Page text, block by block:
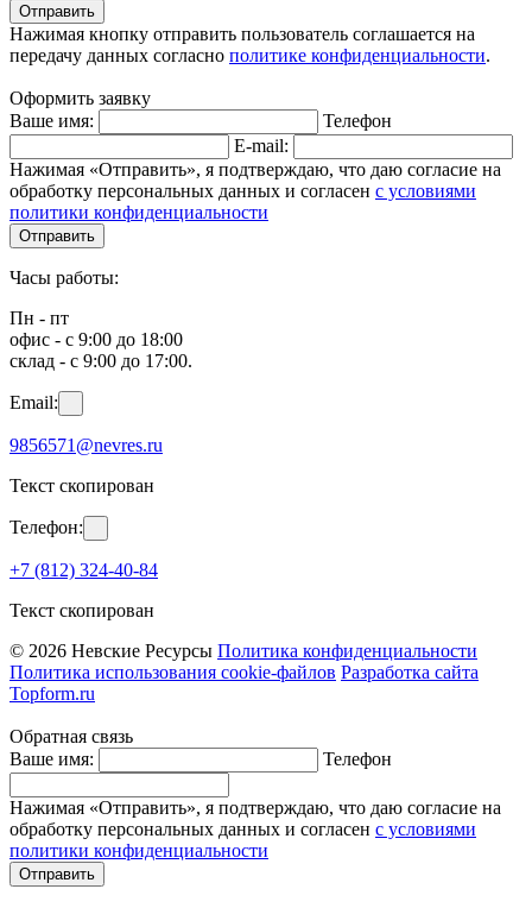
Отправить
Нажимая кнопку отправить пользователь соглашается на
передачу данных согласно политике конфиденциальности.
Оформить заявку
Ваше имя:
Телефон
E-mail:
Нажимая «Отправить», я подтверждаю, что даю согласие на
обработку персональных данных и согласен с условиями
политики конфиденциальности
Отправить
Часы работы:
Пн - пт
офис - с 9:00 до 18:00
склад - с 9:00 до 17:00.
Email:
9856571@nevres.ru
Текст скопирован
Телефон:
+7 (812) 324-40-84
Текст скопирован
© 2026 Невские Ресурсы Политика конфиденциальности
Политика использования cookie-файлов Разработка сайта
Topform.ru
Обратная связь
Ваше имя:
Телефон
Нажимая «Отправить», я подтверждаю, что даю согласие на
обработку персональных данных и согласен с условиями
политики конфиденциальности
Отправить